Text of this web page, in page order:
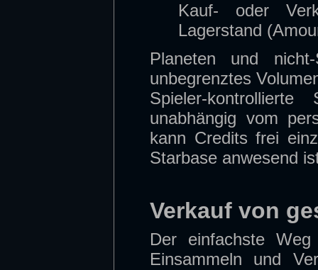
Kauf- oder
Lagerstand
Planeten und
unbegrenztes
Spieler-
unabhängig vom
kann Credits frei
Starbase anwesend
Verkauf von
Der einfachste
Einsammeln und